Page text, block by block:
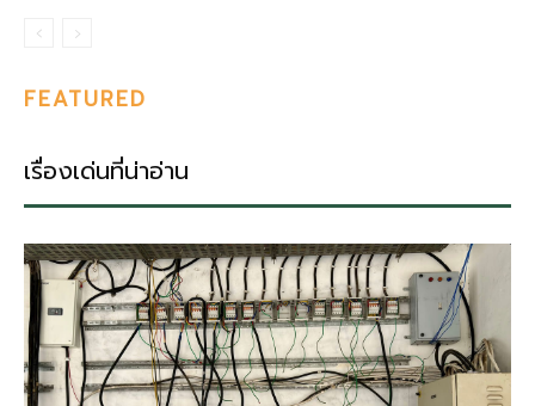
FEATURED
เรื่องเด่นที่น่าอ่าน